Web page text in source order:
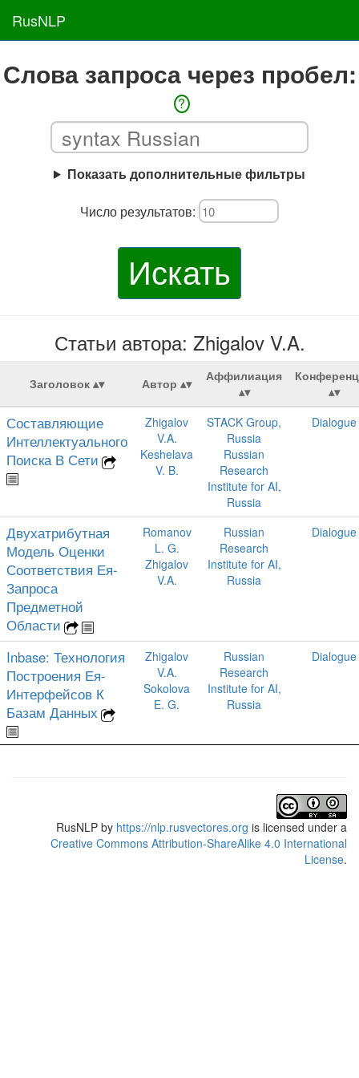
RusNLP
Слова запроса через пробел:
?
Показать дополнительные фильтры
Число результатов:
Искать
Статьи автора: Zhigalov V.A.
Заголовок Автор Аффилиация
Составляющие
Интеллектуального
Поиска В Сети
Zhigalov
V.A.
Keshelava
V. B.
STACK Group,
Russia
Russian
Research
Institute for AI,
Russia
Dialogue
Двухатрибутная
Модель Оценки
Соответствия Ея-
Запроса
Предметной
Области
Romanov
L. G.
Zhigalov
V.A.
Russian
Research
Institute for AI,
Russia
Dialogue
Inbase: Технология
Построения Ея-
Интерфейсов К
Базам Данных
Zhigalov
V.A.
Sokolova
E. G.
Russian
Research
Institute for AI,
Russia
Dialogue
RusNLP by https://nlp.rusvectores.org is licensed under a
Creative Commons Attribution-ShareAlike 4.0 International
License.